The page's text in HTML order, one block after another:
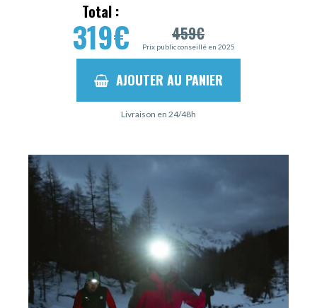
Total :
319€ 459€
Prix public conseillé en 2025
AJOUTER AU PANIER
Livraison en 24/48h